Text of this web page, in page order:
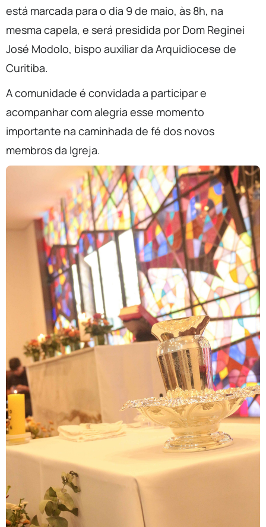
está marcada para o dia 9 de maio, às 8h, na
mesma capela, e será presidida por Dom Reginei
José Modolo, bispo auxiliar da Arquidiocese de
Curitiba.
A comunidade é convidada a participar e
acompanhar com alegria esse momento
importante na caminhada de fé dos novos
membros da Igreja.